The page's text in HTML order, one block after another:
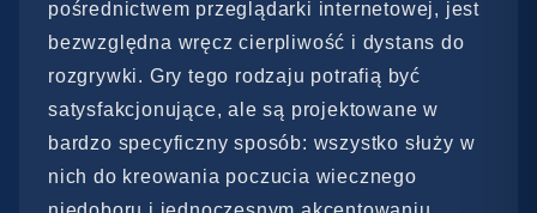
pośrednictwem przeglądarki internetowej, jest
bezwzględna wręcz cierpliwość i dystans do
rozgrywki. Gry tego rodzaju potrafią być
satysfakcjonujące, ale są projektowane w
bardzo specyficzny sposób: wszystko służy w
nich do kreowania poczucia wiecznego